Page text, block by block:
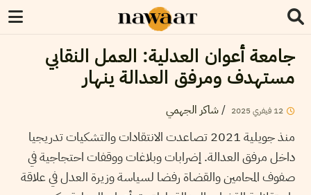
جامعة أعوان العدلية: العمل النقابي
مستهدف ومرفق العدالة ينهار
12 فيفري 2025
/شاكر الجهمي
منذ جويلية 2021 تصاعدت الانتقادات والتشكيات تدريجيا
داخل مرفق العدالة. إضرابات وبلاغات ووقفات احتجاجية في
صفوف المحامين والقضاة رفضا لسياسة وزيرة العدل في علاقة